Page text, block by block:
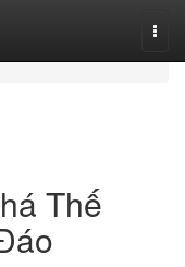
Thế